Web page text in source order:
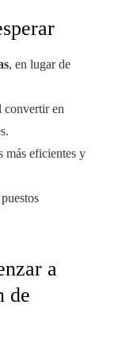
, en lugar de
convertir en
más eficientes y
a
de